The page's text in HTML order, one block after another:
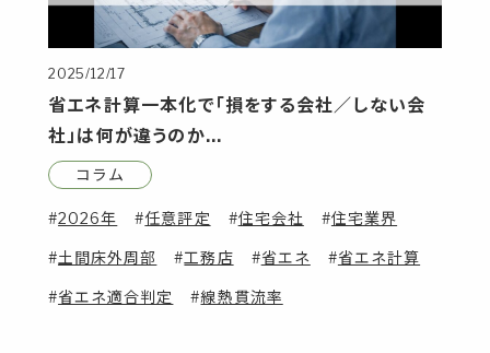
2025/12/17
省エネ計算一本化で「損をする会社／しない会
社」は何が違うのか
― 2026年制度改訂の実務ポイント ―
コラム
2026年 任意評定 住宅会社 住宅業界
土間床外周部 工務店 省エネ 省エネ計算
省エネ適合判定 線熱貫流率